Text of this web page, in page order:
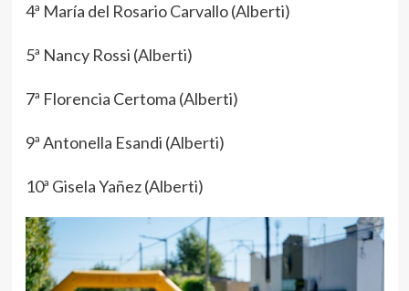
4ª María del Rosario Carvallo (Alberti)
5ª Nancy Rossi (Alberti)
7ª Florencia Certoma (Alberti)
9ª Antonella Esandi (Alberti)
10ª Gisela Yañez (Alberti)